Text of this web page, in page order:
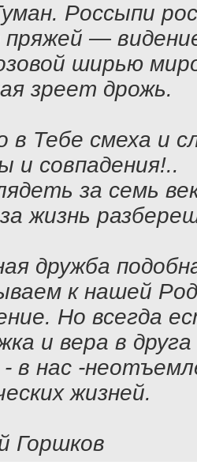
Россыпи
пряжей —
ширью
зреет дрожь.
в Тебе смеха и
и совпадения!..
за семь
жизнь
дружба
к нашей
Но всегда
и вера в
- в нас -
жизней.
Горшков